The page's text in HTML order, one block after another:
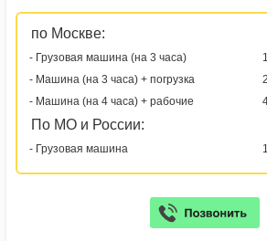
по Москве:
- Грузовая машина (на 3 часа)
- Машина (на 3 часа) + погрузка
- Машина (на 4 часа) + рабочие
По МО и России:
- Грузовая машина